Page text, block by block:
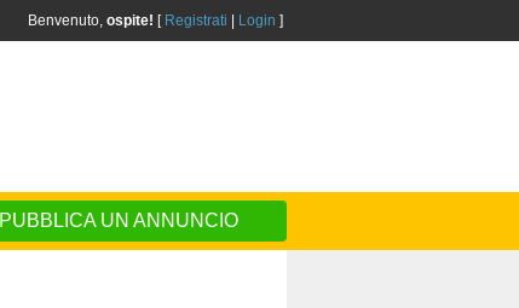
Benvenuto, ospite! [ Registrati Login ]
PUBBLICA UN ANNUNCIO